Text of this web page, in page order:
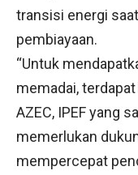
transisi energi
pembiayaan.
“Untuk
memadai,
AZEC, IPEF yang
memerlukan
mempercepat